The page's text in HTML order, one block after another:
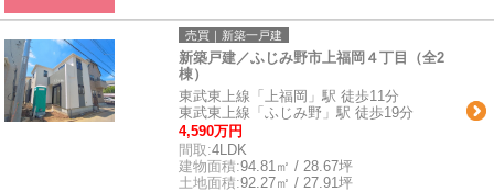
売買｜新築一戸建
新築戸建／ふじみ野市上福岡４丁目（全2
棟）
東武東上線「上福岡」駅 徒歩11分
東武東上線「ふじみ野」駅 徒歩19分
4,590万円
間取:4LDK
建物面積:94.81㎡ / 28.67坪
土地面積:92.27㎡ / 27.91坪